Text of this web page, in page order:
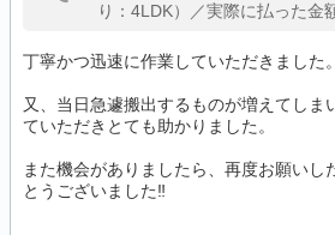
り：4LDK）／実際に払った金
丁寧かつ迅速に作業していただきました。
又、当日急遽搬出するものが増えてしま
ていただきとても助かりました。
また機会がありましたら、再度お願いし
とうございました‼️